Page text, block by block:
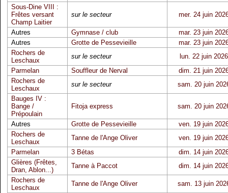
Sous-Dine VIII :
Frêtes versant
Champ Laitier
sur le secteur mer. 24 juin
Autres Gymnase / club
mar. 23 juin
Autres
Grotte de Pessevieille
mar. 23 juin
Rochers de
Leschaux
sur le secteur
lun. 22 juin 2026
Parmelan
Souffleur de Nerval
dim. 21 juin
Rochers de
Leschaux
sur le secteur
sam. 20 juin
Bauges IV :
Bange /
Prépoulain
Fitoja express sam. 20 juin
Autres Grotte de Pessevieille
ven. 19 juin
Rochers de
Leschaux
Tanne de l'Ange Oliver
ven. 19 juin
Parmelan
3 Bétas
dim. 14 juin
Glières (Frêtes,
Dran, Ablon...)
Tanne à Paccot
dim. 14 juin
Rochers de
Leschaux
Tanne de l'Ange Oliver
sam. 13 juin